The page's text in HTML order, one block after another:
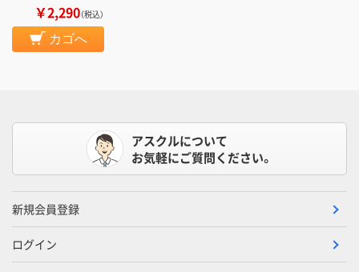
￥2,290（税込）
カゴへ
アスクルについて
お気軽にご質問ください。
新規会員登録
ログイン